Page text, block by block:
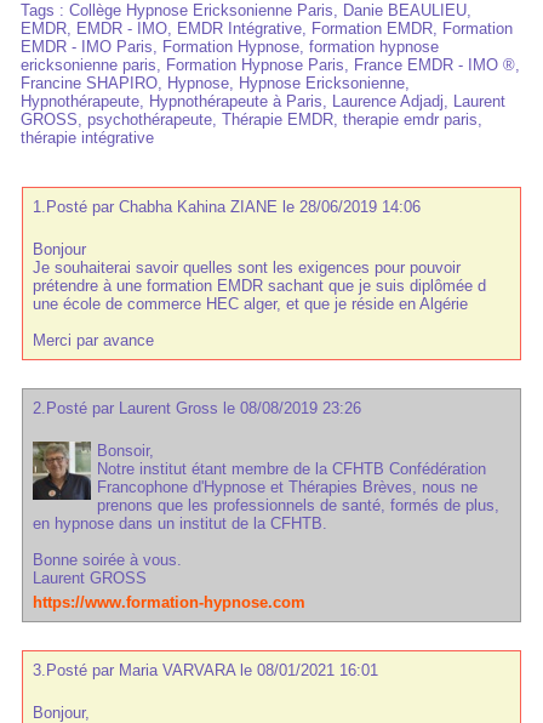
Tags : Collège Hypnose Ericksonienne Paris, Danie BEAULIEU,
EMDR, EMDR - IMO, EMDR Intégrative, Formation EMDR, Formation
EMDR - IMO Paris, Formation Hypnose, formation hypnose
ericksonienne paris, Formation Hypnose Paris, France EMDR - IMO ®,
Francine SHAPIRO, Hypnose, Hypnose Ericksonienne,
Hypnothérapeute, Hypnothérapeute à Paris, Laurence Adjadj, Laurent
GROSS, psychothérapeute, Thérapie EMDR, therapie emdr paris,
thérapie intégrative
1. Posté par Chabha Kahina ZIANE le 28/06/2019 14:06
Bonjour
Je souhaiterai savoir quelles sont les exigences pour pouvoir
prétendre à une formation EMDR sachant que je suis diplômée d
une école de commerce HEC alger, et que je réside en Algérie
Merci par avance
2. Posté par Laurent Gross le 08/08/2019 23:26
Bonsoir,
Notre institut étant membre de la CFHTB Confédération
Francophone d'Hypnose et Thérapies Brèves, nous ne
prenons que les professionnels de santé, formés de plus,
en hypnose dans un institut de la CFHTB.
Bonne soirée à vous.
Laurent GROSS
https://www.formation-hypnose.com
3. Posté par Maria VARVARA le 08/01/2021 16:01
Bonjour,